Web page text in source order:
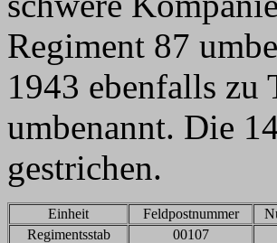
Regiment 87
1943 ebenfalls zu
umbenannt. Die
gestrichen.
Einheit Feldpostnummer
Regimentsstab
00107